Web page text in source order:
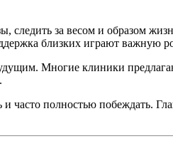
следить за весом и образом
близких играют важную
Многие клиники
часто полностью побеждать.